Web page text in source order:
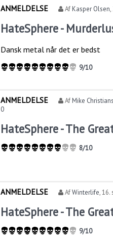
ANMELDELSE AfKasper Olsen,
HateSphere -
Dansk metal når det er bedst
9/10
ANMELDELSE AfMike
0
HateSphere - The
8/10
ANMELDELSE AfWinterlife,16.
HateSphere - The
9/10